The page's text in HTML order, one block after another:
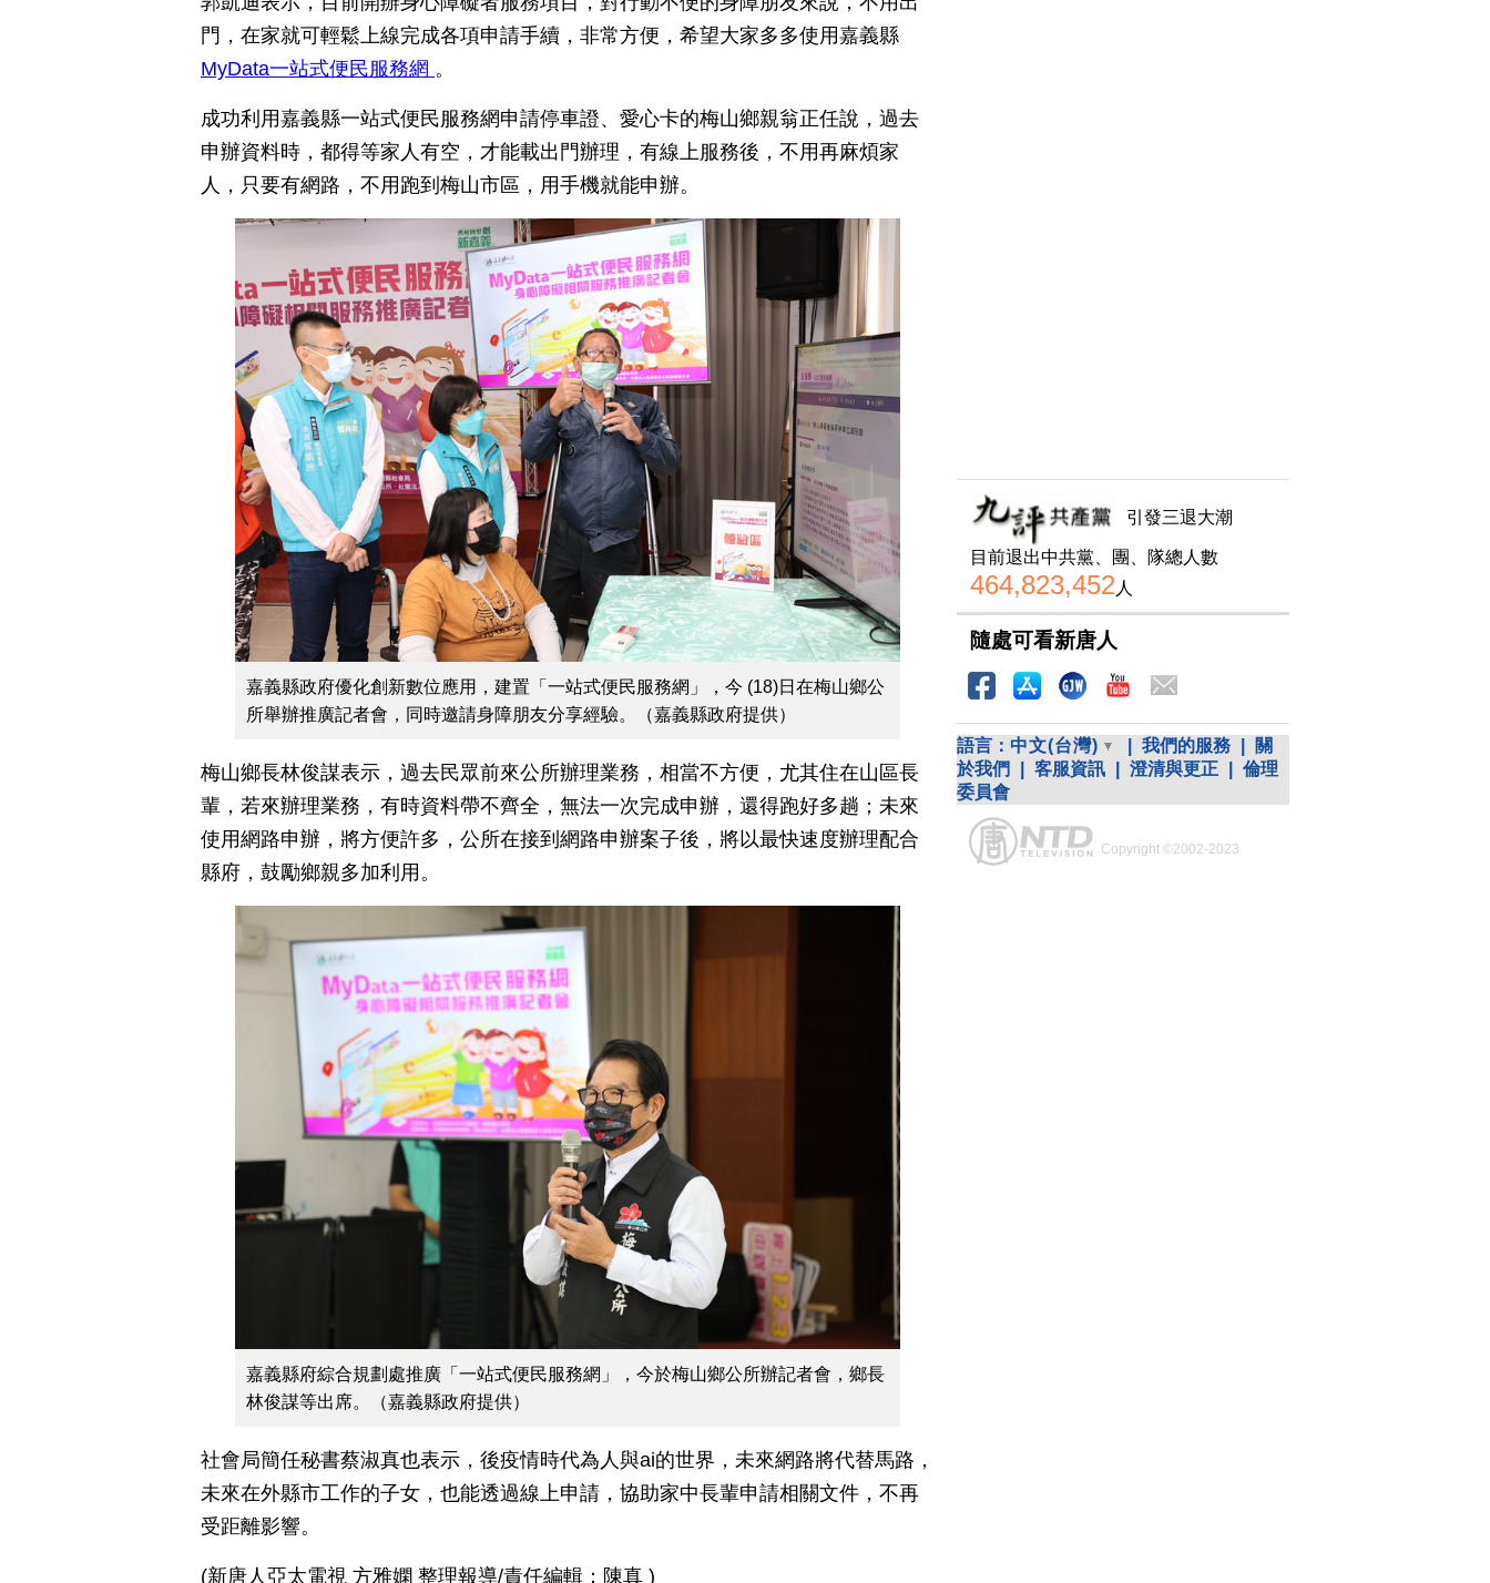
門，在家就可輕鬆上線完成各項申請手續，非常方便，希望大家多多使用嘉義縣
MyData一站式便民服務網 。
成功利用嘉義縣一站式便民服務網申請停車證、愛心卡的梅山鄉親翁正任說，過去
申辦資料時，都得等家人有空，才能載出門辦理，有線上服務後，不用再麻煩家
人，只要有網路，不用跑到梅山市區，用手機就能申辦。
嘉義縣政府優化創新數位應用，建置「一站式便民服務網」，今 (18)日在梅山鄉公
所舉辦推廣記者會，同時邀請身障朋友分享經驗。（嘉義縣政府提供）
梅山鄉長林俊謀表示，過去民眾前來公所辦理業務，相當不方便，尤其住在山區長
輩，若來辦理業務，有時資料帶不齊全，無法一次完成申辦，還得跑好多趟；未來
使用網路申辦，將方便許多，公所在接到網路申辦案子後，將以最快速度辦理配合
縣府，鼓勵鄉親多加利用。
嘉義縣府綜合規劃處推廣「一站式便民服務網」，今於梅山鄉公所辦記者會，鄉長
林俊謀等出席。（嘉義縣政府提供）
社會局簡任秘書蔡淑真也表示，後疫情時代為人與ai的世界，未來網路將代替馬路，
未來在外縣市工作的子女，也能透過線上申請，協助家中長輩申請相關文件，不再
受距離影響。
(新唐人亞太電視 方雅嫻 整理報導/責任編輯：陳真 )
引發三退大潮
目前退出中共黨、團、隊總人數
464,823,452 人
隨處可看新唐人
語言： 中文(台灣) 我們的服務
關
於我們
客服資訊 澄清與更正
倫理
委員會
Copyright ©2002-2023